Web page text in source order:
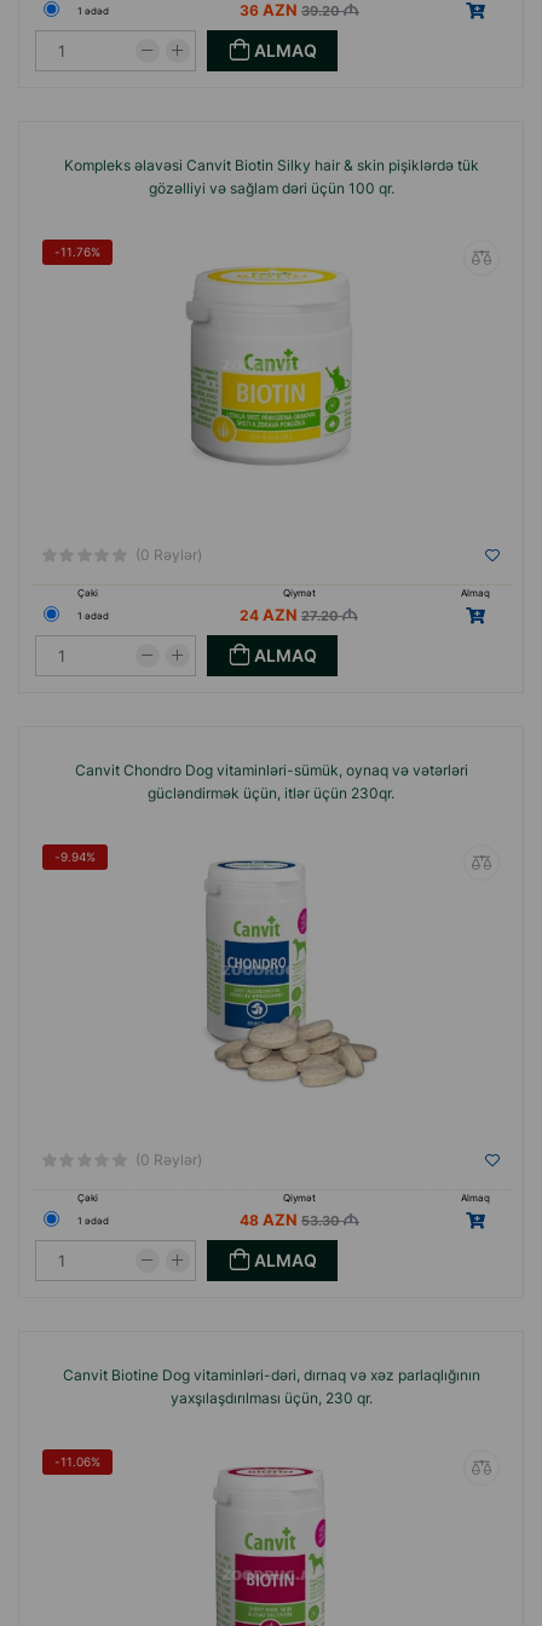
1 ədəd
36 39.20
ALMAQ
Kompleks əlavəsi Canvit Biotin Silky hair & skin pişiklərdə tük
gözəlliyi və sağlam dəri üçün 100 qr.
-11.76%
(0 Rəylər)
Çəki Qiymət
Almaq
1 ədəd
24 27.20
ALMAQ
Canvit Chondro Dog vitaminləri-sümük, oynaq və vətərləri
gücləndirmək üçün, itlər üçün 230qr.
-9.94%
(0 Rəylər)
Çəki Qiymət
Almaq
1 ədəd
48 53.30
ALMAQ
Canvit Biotine Dog vitaminləri-dəri, dırnaq və xəz parlaqlığının
yaxşılaşdırılması üçün, 230 qr.
-11.06%